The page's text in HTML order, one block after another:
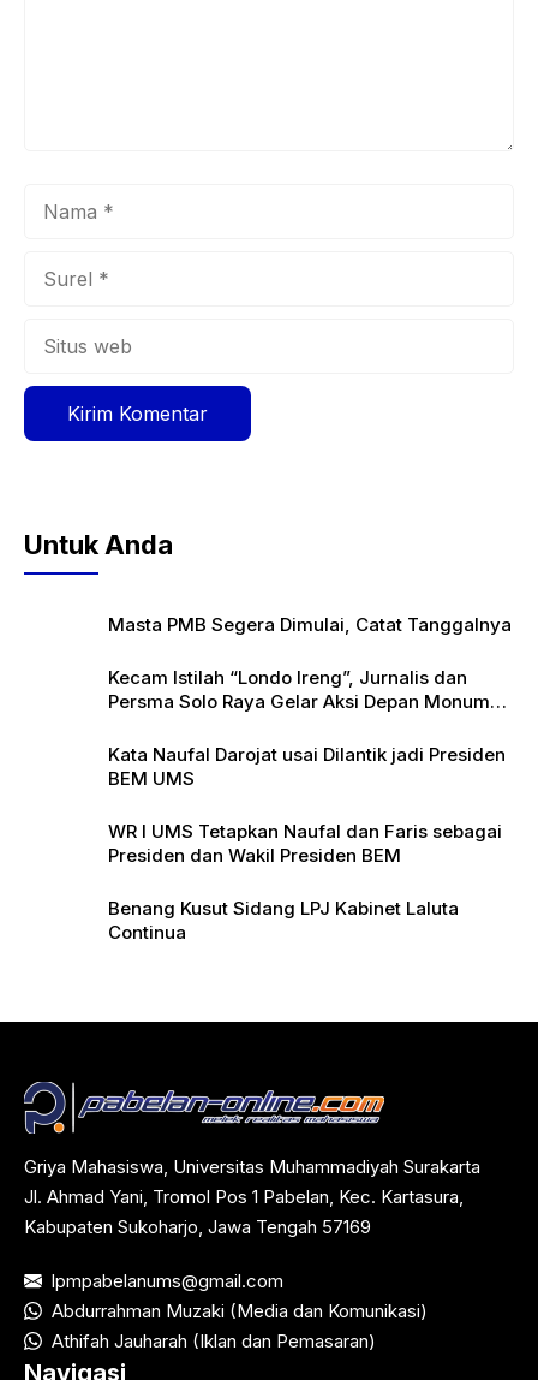
Untuk Anda
Masta PMB Segera Dimulai, Catat Tanggalnya
Kecam Istilah “Londo Ireng”, Jurnalis dan
Persma Solo Raya Gelar Aksi Depan Monumen
Kata Naufal Darojat usai Dilantik jadi Presiden
BEM UMS
WR I UMS Tetapkan Naufal dan Faris sebagai
Presiden dan Wakil Presiden BEM
Benang Kusut Sidang LPJ Kabinet Laluta
Continua
Griya Mahasiswa, Universitas Muhammadiyah Surakarta
Jl. Ahmad Yani, Tromol Pos 1 Pabelan, Kec. Kartasura,
Kabupaten Sukoharjo, Jawa Tengah 57169
lpmpabelanums@gmail.com
Abdurrahman Muzaki (Media dan Komunikasi)
Athifah Jauharah (Iklan dan Pemasaran)
Navigasi